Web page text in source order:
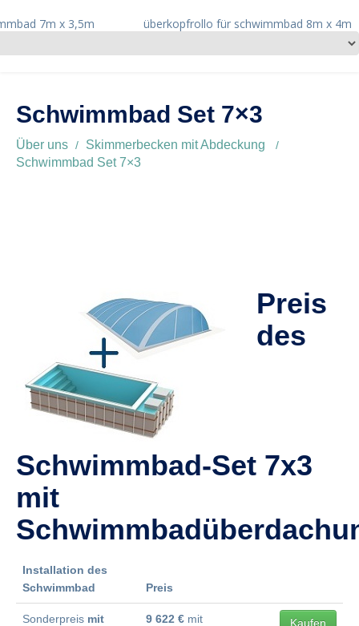
7m x 3,5m überkopfrollo für schwimmbad 8m x 4m
Schwimmbad Set 7×3
Über uns
Skimmerbecken mit Abdeckung
Schwimmbad Set 7×3
Preis
des
Schwimmbad-Set 7x3
mit
Installation des
Schwimmbad
Preis
Sonderpreis mit
9 622 € mit
Kaufen